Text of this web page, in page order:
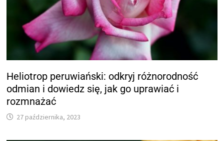
Heliotrop peruwiański: odkryj różnorodność
odmian i dowiedz się, jak go uprawiać i
rozmnażać
27 października, 2023